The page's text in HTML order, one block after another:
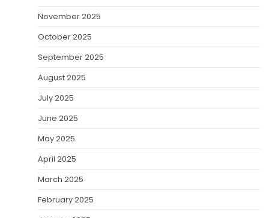
November 2025
October 2025
September 2025
August 2025
July 2025
June 2025
May 2025
April 2025
March 2025
February 2025